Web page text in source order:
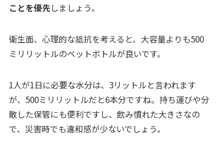
ことを優先しましょう。
衛生面、心理的な抵抗を考えると、大容量よりも500
ミリリットルのペットボトルが良いです。
1人が1日に必要な水分は、3リットルと言われます
が、500ミリリットルだと6本分ですね。持ち運びや分
散した保管にも便利ですし、飲み慣れた大きさなの
で、災害時でも違和感が少ないでしょう。